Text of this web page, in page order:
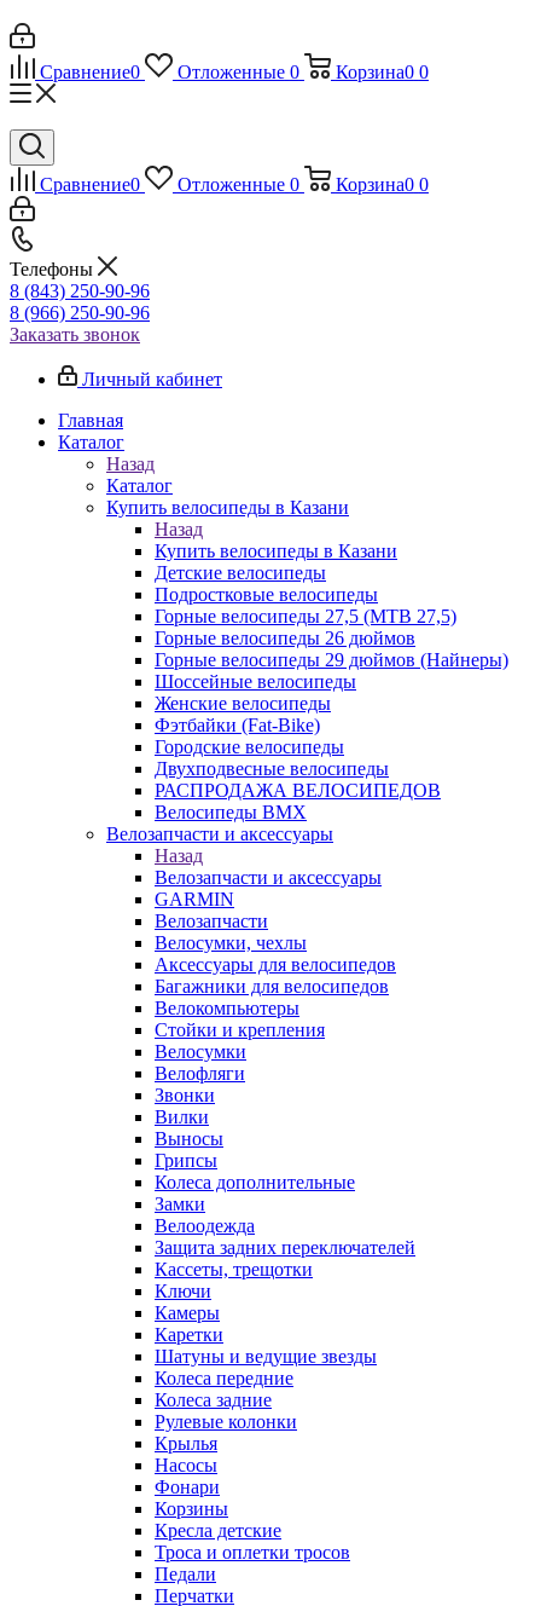
Сравнение0 Отложенные 0 Корзина0 0
Сравнение0 Отложенные 0 Корзина0 0
Телефоны
8 (843) 250-90-96
8 (966) 250-90-96
Заказать звонок
Личный кабинет
Главная
Каталог
Назад
Каталог
Купить велосипеды в Казани
Назад
Купить велосипеды в Казани
Детские велосипеды
Подростковые велосипеды
Горные велосипеды 27,5 (MTB 27,5)
Горные велосипеды 26 дюймов
Горные велосипеды 29 дюймов (Найнеры)
Шоссейные велосипеды
Женские велосипеды
Фэтбайки (Fat-Bike)
Городские велосипеды
Двухподвесные велосипеды
РАСПРОДАЖА ВЕЛОСИПЕДОВ
Велосипеды BMX
Велозапчасти и аксессуары
Назад
Велозапчасти и аксессуары
GARMIN
Велозапчасти
Велосумки, чехлы
Аксессуары для велосипедов
Багажники для велосипедов
Велокомпьютеры
Стойки и крепления
Велосумки
Велофляги
Звонки
Вилки
Выносы
Грипсы
Колеса дополнительные
Замки
Велоодежда
Защита задних переключателей
Кассеты, трещотки
Ключи
Камеры
Каретки
Шатуны и ведущие звезды
Колеса передние
Колеса задние
Рулевые колонки
Крылья
Насосы
Фонари
Корзины
Кресла детские
Троса и оплетки тросов
Педали
Перчатки